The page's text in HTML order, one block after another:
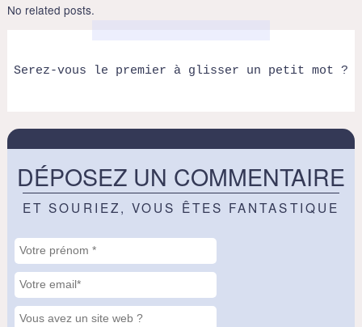
No related posts.
Serez-vous le premier à glisser un petit mot ?
DÉPOSEZ UN COMMENTAIRE
ET SOURIEZ, VOUS ÊTES FANTASTIQUE